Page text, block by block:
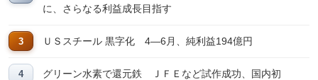
に、さらなる利益成長目指す
ＵＳスチール 黒字化 4―6月、純利益194億円
グリーン水素で還元鉄 ＪＦＥなど試作成功、国内初